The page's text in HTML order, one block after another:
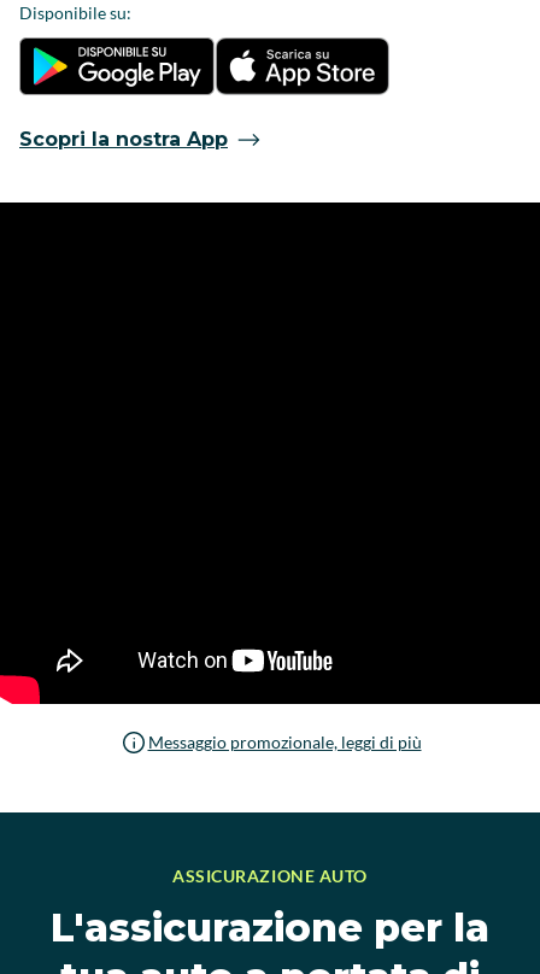
Disponibile su:
Scopri la nostra App
Messaggio promozionale, leggi di più
ASSICURAZIONE AUTO
L'assicurazione per la